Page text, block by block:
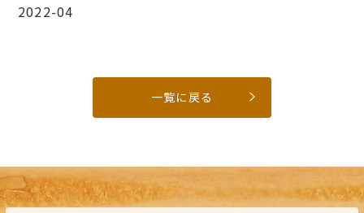
2022-04
一覧に戻る